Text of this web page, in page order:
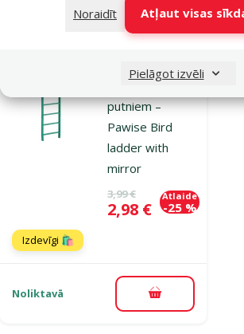
Noraidīt
Atļaut visas
Pielāgot izvēli
Pievienot
Rotaļlieta
putniem –
Pawise Bird
ladder with
mirror
Atsauksmes 0%
Oriģinālā cena
3,99 €
Cena
2,98 €
Atlaide
-25 %
Izdevīgi 🛍️
Noliktavā Pievienot